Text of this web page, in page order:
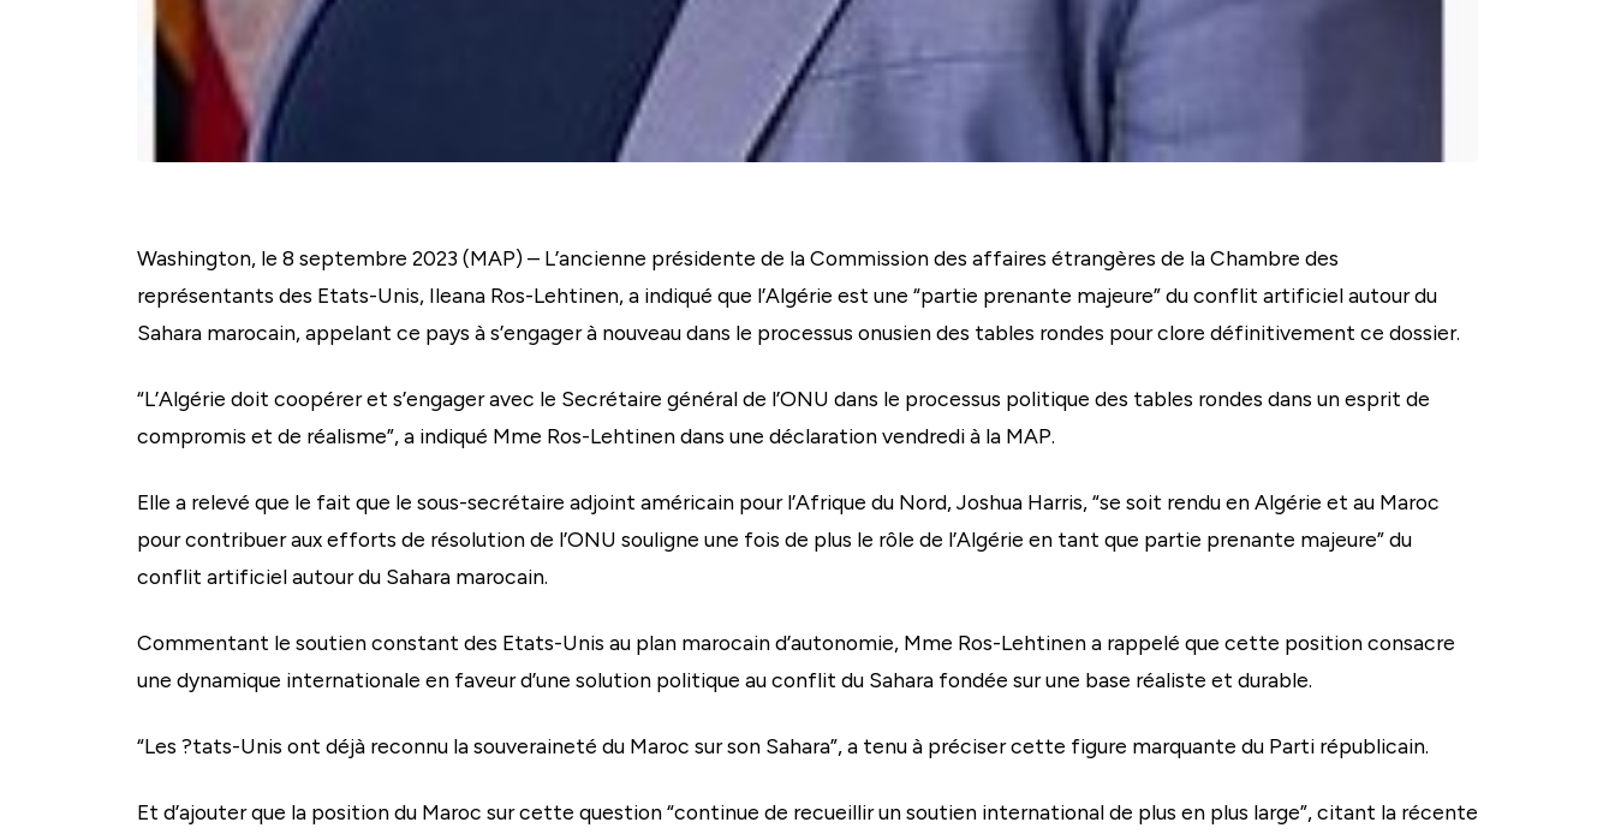
Washington, le 8 septembre 2023 (MAP) – L’ancienne présidente de la Commission des affaires étrangères de la Chambre des
représentants des Etats-Unis, Ileana Ros-Lehtinen, a indiqué que l’Algérie est une “partie prenante majeure” du conflit artificiel autour du
Sahara marocain, appelant ce pays à s’engager à nouveau dans le processus onusien des tables rondes pour clore définitivement ce dossier.
“L’Algérie doit coopérer et s’engager avec le Secrétaire général de l’ONU dans le processus politique des tables rondes dans un esprit de
compromis et de réalisme”, a indiqué Mme Ros-Lehtinen dans une déclaration vendredi à la MAP.
Elle a relevé que le fait que le sous-secrétaire adjoint américain pour l’Afrique du Nord, Joshua Harris, “se soit rendu en Algérie et au Maroc
pour contribuer aux efforts de résolution de l’ONU souligne une fois de plus le rôle de l’Algérie en tant que partie prenante majeure” du
conflit artificiel autour du Sahara marocain.
Commentant le soutien constant des Etats-Unis au plan marocain d’autonomie, Mme Ros-Lehtinen a rappelé que cette position consacre
une dynamique internationale en faveur d’une solution politique au conflit du Sahara fondée sur une base réaliste et durable.
“Les ?tats-Unis ont déjà reconnu la souveraineté du Maroc sur son Sahara”, a tenu à préciser cette figure marquante du Parti républicain.
Et d’ajouter que la position du Maroc sur cette question “continue de recueillir un soutien international de plus en plus large”, citant la récente